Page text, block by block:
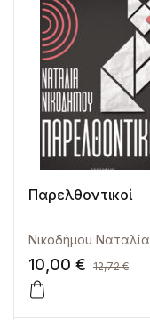
Παρελθοντικοί
Νικοδήμου Ναταλία
10,00 € 12,72€